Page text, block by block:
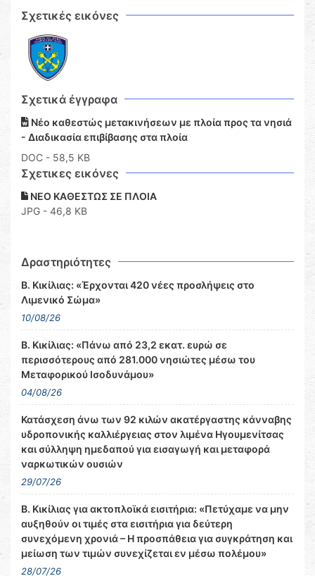
Σχετικές εικόνες
Σχετικά έγγραφα
Νέο καθεστώς μετακινήσεων με πλοία προς τα νησιά
- Διαδικασία επιβίβασης στα πλοία
DOC - 58,5 KB
Σχετικες εικόνες
ΝΕΟ ΚΑΘΕΣΤΩΣ ΣΕ ΠΛΟΙΑ
JPG - 46,8 KB
Δραστηριότητες
Β. Κικίλιας: «Έρχονται 420 νέες προσλήψεις στο
Λιμενικό Σώμα»
10/08/26
Β. Κικίλιας: «Πάνω από 23,2 εκατ. ευρώ σε
περισσότερους από 281.000 νησιώτες μέσω του
Μεταφορικού Ισοδυνάμου»
04/08/26
Κατάσχεση άνω των 92 κιλών ακατέργαστης κάνναβης
υδροπονικής καλλιέργειας στον λιμένα Ηγουμενίτσας
και σύλληψη ημεδαπού για εισαγωγή και μεταφορά
ναρκωτικών ουσιών
29/07/26
Β. Κικίλιας για ακτοπλοϊκά εισιτήρια: «Πετύχαμε να μην
αυξηθούν οι τιμές στα εισιτήρια για δεύτερη
συνεχόμενη χρονιά – Η προσπάθεια για συγκράτηση και
μείωση των τιμών συνεχίζεται εν μέσω πολέμου»
28/07/26